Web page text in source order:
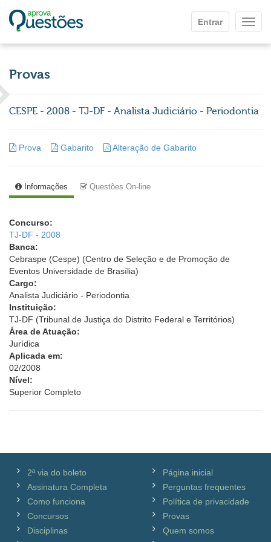
Entrar
Provas
CESPE - 2008 - TJ-DF - Analista Judiciário - Periodontia
Prova Gabarito Alteração de Gabarito
Informações Questões On-line
Concurso:
TJ-DF - 2008
Banca:
Cebraspe (Cespe) (Centro de Seleção e de Promoção de
Eventos Universidade de Brasília)
Cargo:
Analista Judiciário - Periodontia
Instituição:
TJ-DF (Tribunal de Justiça do Distrito Federal e Territórios)
Área de Atuação:
Jurídica
Aplicada em:
02/2008
Nível:
Superior Completo
2ª via do boleto
Assinatura Completa
Como funciona
Concursos
Disciplinas
Página inicial
Perguntas frequentes
Política de privacidade
Provas
Quem somos